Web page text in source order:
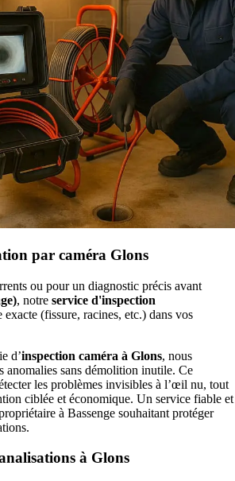
par caméra Glons
ou pour un diagnostic précis avant
, notre service d'inspection
exacte (fissure, racines, etc.) dans vos
d’inspection caméra à Glons, nous
anomalies sans démolition inutile. Ce
les problèmes invisibles à l’œil nu, tout
ciblée et économique. Un service fiable et
à Bassenge souhaitant protéger
à Glons